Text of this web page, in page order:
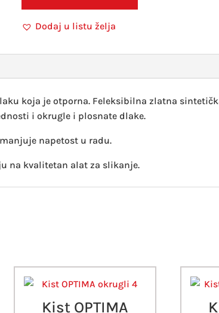
Dodaj u listu želja
koja je otporna. Feleksibilna zlatna
i okrugle i plosnate dlake.
napetost u radu.
na kvalitetan alat za slikanje.
Kist OPTIMA